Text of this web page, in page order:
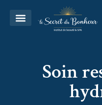
Soin